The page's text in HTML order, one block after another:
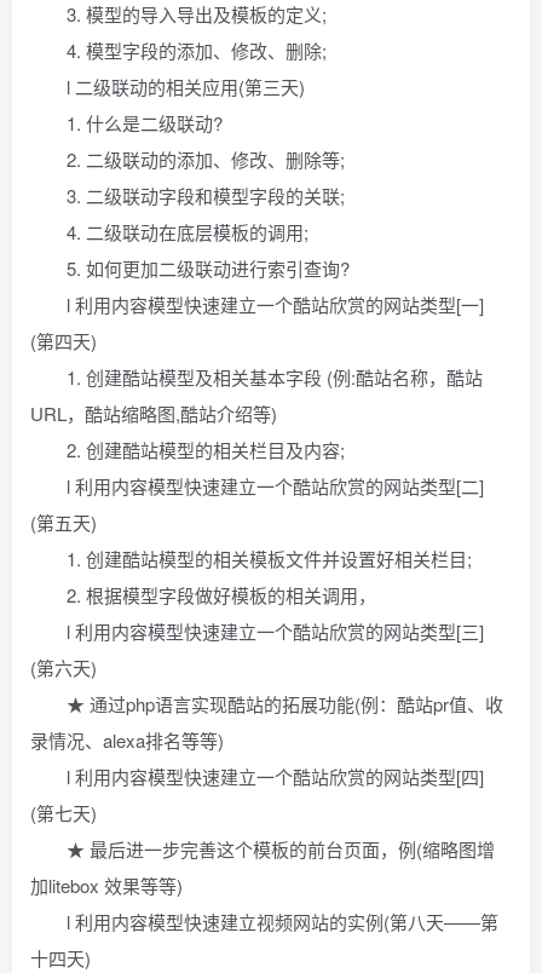
3. 模型的导入导出及模板的定义;
4. 模型字段的添加、修改、删除;
l 二级联动的相关应用(第三天)
1. 什么是二级联动?
2. 二级联动的添加、修改、删除等;
3. 二级联动字段和模型字段的关联;
4. 二级联动在底层模板的调用;
5. 如何更加二级联动进行索引查询?
l 利用内容模型快速建立一个酷站欣赏的网站类型[一]
(第四天)
1. 创建酷站模型及相关基本字段 (例:酷站名称，酷站
URL，酷站缩略图,酷站介绍等)
2. 创建酷站模型的相关栏目及内容;
l 利用内容模型快速建立一个酷站欣赏的网站类型[二]
(第五天)
1. 创建酷站模型的相关模板文件并设置好相关栏目;
2. 根据模型字段做好模板的相关调用，
l 利用内容模型快速建立一个酷站欣赏的网站类型[三]
(第六天)
★ 通过php语言实现酷站的拓展功能(例：酷站pr值、收
录情况、alexa排名等等)
l 利用内容模型快速建立一个酷站欣赏的网站类型[四]
(第七天)
★ 最后进一步完善这个模板的前台页面，例(缩略图增
加litebox 效果等等)
l 利用内容模型快速建立视频网站的实例(第八天——第
十四天)